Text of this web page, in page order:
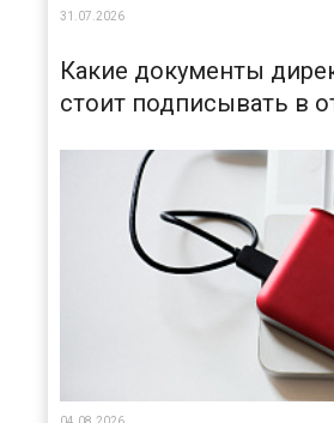
31.07.2026
Какие документы
стоит подписывать в